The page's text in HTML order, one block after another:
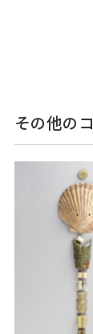
その他の